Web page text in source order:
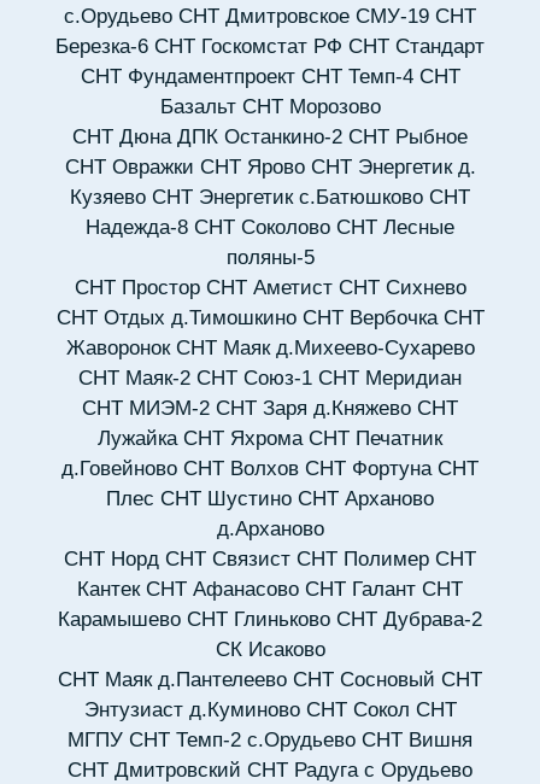
с.Орудьево СНТ Дмитровское СМУ-19 СНТ
Березка-6 СНТ Госкомстат РФ СНТ Стандарт
СНТ Фундаментпроект СНТ Темп-4 СНТ
Базальт СНТ Морозово
СНТ Дюна ДПК Останкино-2 СНТ Рыбное
СНТ Овражки СНТ Ярово СНТ Энергетик д.
Кузяево СНТ Энергетик с.Батюшково СНТ
Надежда-8 СНТ Соколово СНТ Лесные
поляны-5
СНТ Простор СНТ Аметист СНТ Сихнево
СНТ Отдых д.Тимошкино СНТ Вербочка СНТ
Жаворонок СНТ Маяк д.Михеево-Сухарево
СНТ Маяк-2 СНТ Союз-1 СНТ Меридиан
СНТ МИЭМ-2 СНТ Заря д.Княжево СНТ
Лужайка СНТ Яхрома СНТ Печатник
д.Говейново СНТ Волхов СНТ Фортуна СНТ
Плес СНТ Шустино СНТ Арханово
д.Арханово
СНТ Норд СНТ Связист СНТ Полимер СНТ
Кантек СНТ Афанасово СНТ Галант СНТ
Карамышево СНТ Глиньково СНТ Дубрава-2
СК Исаково
СНТ Маяк д.Пантелеево СНТ Сосновый СНТ
Энтузиаст д.Куминово СНТ Сокол СНТ
МГПУ СНТ Темп-2 с.Орудьево СНТ Вишня
СНТ Дмитровский СНТ Радуга с Орудьево